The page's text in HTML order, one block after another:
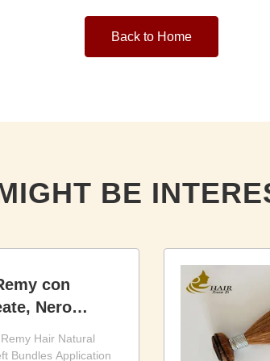
Back to Home
BE
con
Nero
Hair Natural
Bundles Application